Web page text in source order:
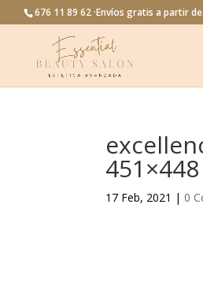
676 11 89 62 ·Envíos gratis a partir de
451×448
17 Feb, 2021 | 0